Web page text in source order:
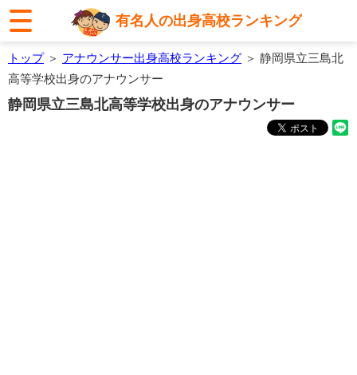
有名人の出身高校ランキング
トップ＞ アナウンサー出身高校ランキング ＞ 静岡県立三島北
高等学校出身のアナウンサー
静岡県立三島北高等学校出身のアナウンサー